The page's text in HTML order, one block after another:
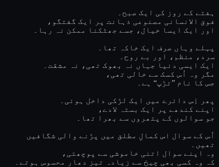
ہفتے کے روز کی ایک صبح۔
فوق الانسانی مصنوعی ذہانت پر ایک گفتگو،
اور ایک ایسا خیال، جسے جھٹکنا ممکن نہ رہا۔
پہلے وہاں صرف ایک خاکہ تھا۔
سرد، منظم، اور بے روح۔
ایک ایسی دنیا جہاں نہ بھوک تھی، نہ مشقت۔
مگر وہ اُس کسک سے خالی تھی،
جس کا نام ”تڑپ“ ہے۔
پھر اِس دائرے میں ایک لڑکی داخل ہوئی۔
اپنے کندھے پر ایک بستہ لادے،
جو سوالوں کے پتھروں سے بھرا تھا۔
اُس کے سوال اس کمالِ مطلق میں پڑنے والی شگافیں
تھیں۔
وہ اپنے سوال اتنی خاموشی سے پوچھتی،
کہ وہ کسی بھی چیخ سے زیادہ تیز دھار محسوس ہوتے۔